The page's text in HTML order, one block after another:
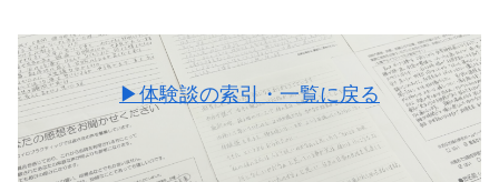
▶体験談の索引・一覧に戻る